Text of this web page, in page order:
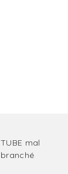
TUBE mal
branché